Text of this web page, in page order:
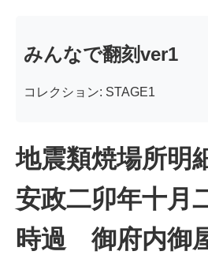
みんなで翻刻ver1
コレクション: STAGE1
地震類焼場所明
安政二卯年十月
時過 御府内御